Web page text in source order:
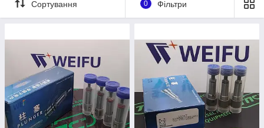
Сортування 0 Фільтри